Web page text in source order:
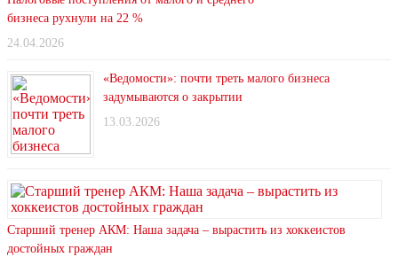
бизнеса рухнули на 22 %
24.04.2026
«Ведомости»: почти треть малого бизнеса
задумываются о закрытии
13.03.2026
Старший тренер АКМ: Наша задача – вырастить из хоккеистов
достойных граждан